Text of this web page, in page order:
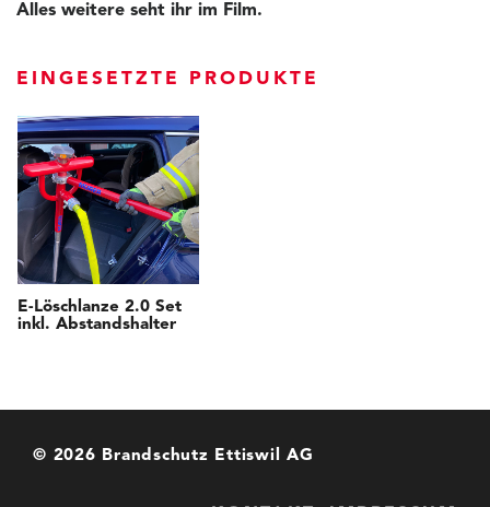
Alles weitere seht ihr im Film.
EINGESETZTE PRODUKTE
E-Löschlanze 2.0 Set
inkl. Abstandshalter
© 2026 Brandschutz Ettiswil AG